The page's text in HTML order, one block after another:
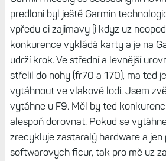
predloni byl ještě Garmin
vpředu ci zajimavy (i kdyz uz
konkurence vykládá karty a je na
udrží krok. Ve střední a levnější
střelil do nohy (fr70 a 170), ma ted
vytáhnout ve vlakové lodi. Jsem
vytáhne u F9. Měl by ted
alespoň dorovnat. Pokud se
zrecykluje zastaralý hardware a jen
softwarovych ficur, tak pro mě uz